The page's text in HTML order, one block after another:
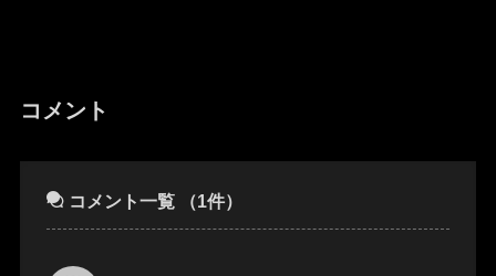
コメント
コメント一覧 （1件）